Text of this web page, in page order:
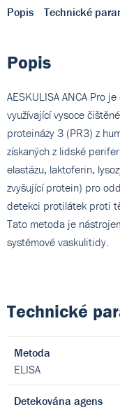
Popis Technické
Popis
AESKULISA ANCA Pro
využívající vysoce
proteinázy 3 (PR3) z
získaných z lidské
elastázu, laktoferin,
zvyšující protein) pro
detekci protilátek proti
Tato metoda je
systémové vaskulitidy.
Technické
Metoda
ELISA
Detekována agens